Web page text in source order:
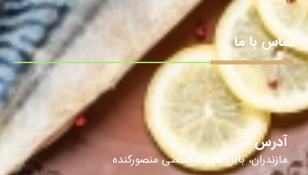
تماس با ما
آدرس
مازندران، بابل شهرک صنعتی منصورکنده